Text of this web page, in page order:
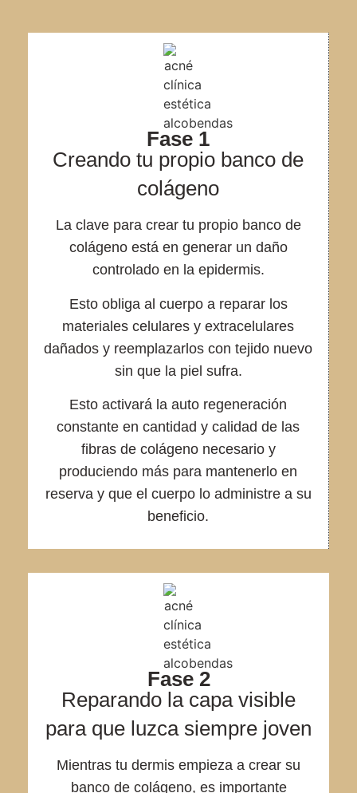
Fase 1
Creando tu propio banco de
colágeno
La clave para crear tu propio banco de
colágeno está en generar un daño
controlado en la epidermis.
Esto obliga al cuerpo a reparar los
materiales celulares y extracelulares
dañados y reemplazarlos con tejido nuevo
sin que la piel sufra.
Esto activará la auto regeneración
constante en cantidad y calidad de las
fibras de colágeno necesario y
produciendo más para mantenerlo en
reserva y que el cuerpo lo administre a su
beneficio.
Fase 2
Reparando la capa visible
para que luzca siempre joven
Mientras tu dermis empieza a crear su
banco de colágeno, es importante